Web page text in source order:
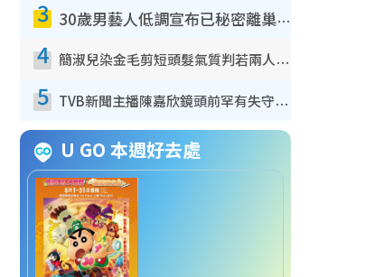
3 30歲男藝人低調宣布已秘密離巢！人氣急跌變失蹤人口︰「這幾年過得並不容易」
4 簡淑兒染金毛剪短頭髮氣質判若兩人！嚇壞老公麥大力都認唔出：「你做咩事？」
5 TVB新聞主播陳嘉欣鏡頭前罕有失守！遭林超英一句說話突襲嚇親當場大笑
U GO 本週好去處